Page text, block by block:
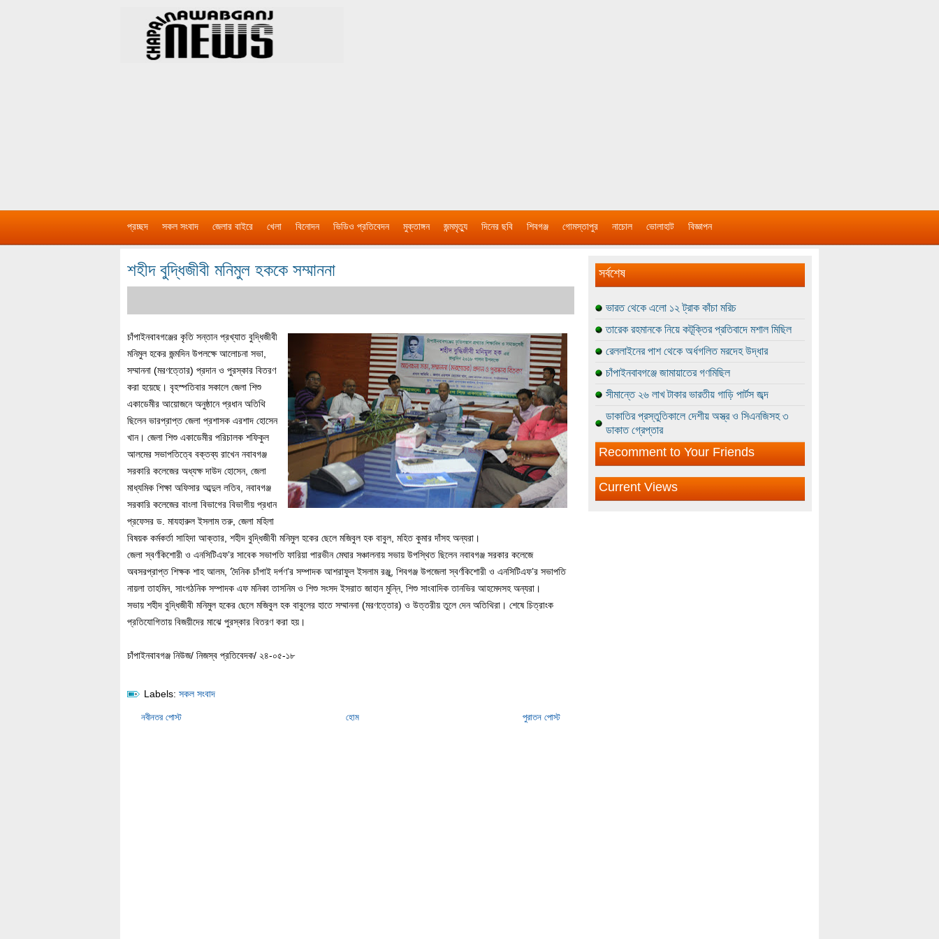
প্রচ্ছদ সকল সংবাদ জেলার বাইরে খেলা বিনোদন ভিডিও প্রতিবেদন মুক্তাঙ্গন জন্মমৃত্যু দিনের ছবি শিবগঞ্জ গোমস্তাপুর নাচোল ভোলাহাট বিজ্ঞাপন
শহীদ বুদ্ধিজীবী মনিমুল হককে সম্মাননা
চাঁপাইনবাবগঞ্জের কৃতি সন্তান প্রখ্যাত বুদ্ধিজীবী
মনিমুল হকের জন্মদিন উপলক্ষে আলোচনা সভা,
সম্মাননা (মরণত্তোর) প্রদান ও পুরস্কার বিতরণ
করা হয়েছে। বৃহস্পতিবার সকালে জেলা শিশু
একাডেমীর আয়োজনে অনুষ্ঠানে প্রধান অতিথি
ছিলেন ভারপ্রাপ্ত জেলা প্রশাসক এরশাদ হোসেন
খান। জেলা শিশু একাডেমীর পরিচালক শফিকুল
আলমের সভাপতিত্বে বক্তব্য রাখেন নবাবগঞ্জ
সরকারি কলেজের অধ্যক্ষ দাউদ হোসেন, জেলা
মাধ্যমিক শিক্ষা অফিসার আব্দুল লতিব, নবাবগঞ্জ
সরকারি কলেজের বাংলা বিভাগের বিভাগীয় প্রধান
প্রফেসর ড. মাযহারুল ইসলাম তরু, জেলা মহিলা
বিষয়ক কর্মকর্তা সাহিদা আক্তার, শহীদ বুদ্ধিজীবী মনিমুল হকের ছেলে মজিবুল হক বাবুল, মহিত কুমার দাঁসহ অন্যরা।
জেলা স্বর্ণকিশোরী ও এনসিটিএফ’র সাবেক সভাপতি ফারিয়া পারভীন মেঘার সঞ্চালনায় সভায় উপস্থিত ছিলেন নবাবগঞ্জ সরকার কলেজে
অবসরপ্রাপ্ত শিক্ষক শাহ আলম, ‘দৈনিক চাঁপাই দর্পণ’র সম্পাদক আশরাফুল ইসলাম রঞ্জু, শিবগঞ্জ উপজেলা স্বর্ণকিশোরী ও এনসিটিএফ’র সভাপতি
নায়লা তাহমিন, সাংগঠনিক সম্পাদক এফ মনিকা তাসনিম ও শিশু সংসদ ইসরাত জাহান মুন্নি, শিশু সাংবাদিক তানভির আহমেদসহ অন্যরা।
সভায় শহীদ বুদ্ধিজীবী মনিমুল হকের ছেলে মজিবুল হক বাবুলের হাতে সম্মাননা (মরণত্তোর) ও উত্তরীয় তুলে দেন অতিথিরা। শেষে চিত্রাংক
প্রতিযোগিতায় বিজয়ীদের মাঝে পুরস্কার বিতরণ করা হয়।
চাঁপাইনবাবগঞ্জ নিউজ/ নিজস্ব প্রতিবেদক/ ২৪-০৫-১৮
Labels: সকল সংবাদ
নবীনতর পোস্ট পুরাতন পোস্ট
হোম
সর্বশেষ
ভারত থেকে এলো ১২ ট্রাক কাঁচা মরিচ
তারেক রহমানকে নিয়ে কটূক্তির প্রতিবাদে মশাল মিছিল
রেললাইনের পাশ থেকে অর্ধগলিত মরদেহ উদ্ধার
চাঁপাইনবাবগঞ্জে জামায়াতের গণমিছিল
সীমান্তে ২৬ লাখ টাকার ভারতীয় গাড়ি পার্টস জব্দ
ডাকাতির প্রস্তুতিকালে দেশীয় অস্ত্র ও সিএনজিসহ ৩
ডাকাত গ্রেপ্তার
Recomment to Your Friends
Current Views